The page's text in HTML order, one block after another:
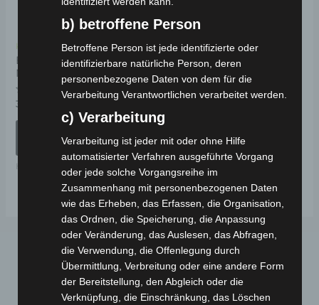
Kostenloser Versand
BOSTON Jethelm
Mattschwarz Gr: S – XL
Bewertet
mit
0
39,00
WÄHLEN
Die
können
auf
der
Produktseite
werden
HELME
b) betroffene Person
Betroffene Person ist jede identifizierte oder
identifizierbare natürliche Person, deren
personenbezogene Daten von dem für die
Verarbeitung Verantwortlichen verarbeitet werden.
c) Verarbeitung
Verarbeitung ist jeder mit oder ohne Hilfe
automatisierter Verfahren ausgeführte Vorgang
oder jede solche Vorgangsreihe im
Zusammenhang mit personenbezogenen Daten
wie das Erheben, das Erfassen, die Organisation,
das Ordnen, die Speicherung, die Anpassung
oder Veränderung, das Auslesen, das Abfragen,
die Verwendung, die Offenlegung durch
Übermittlung, Verbreitung oder eine andere Form
der Bereitstellung, den Abgleich oder die
Verknüpfung, die Einschränkung, das Löschen